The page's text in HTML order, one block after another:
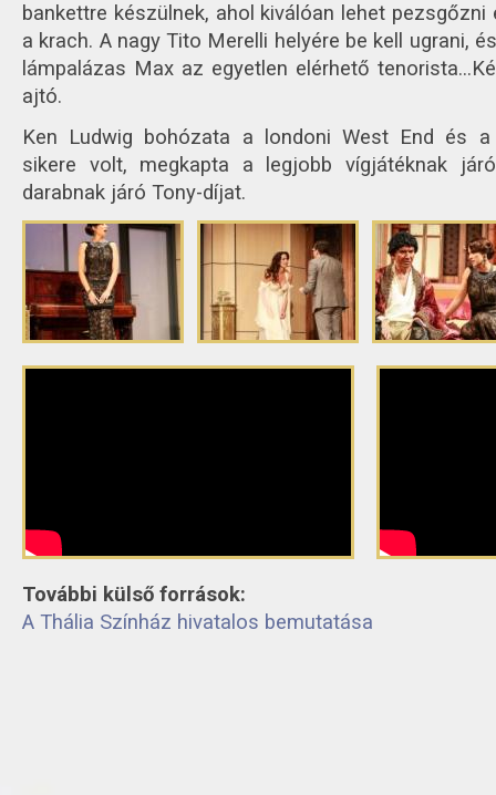
bankettre készülnek, ahol kiválóan lehet
a krach. A nagy Tito Merelli helyére be kell ugrani,
lámpalázas Max az egyetlen elérhető
ajtó.
Ken Ludwig bohózata a londoni West End és
sikere volt, megkapta a legjobb vígjátéknak
darabnak járó Tony-díjat.
További külső források:
A Thália Színház hivatalos bemutatása